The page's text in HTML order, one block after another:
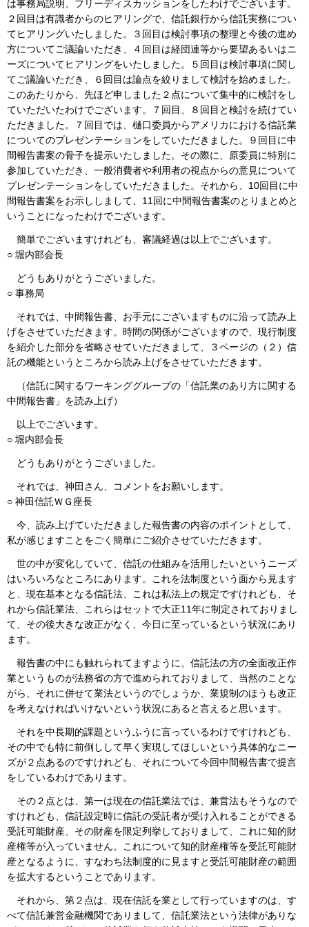
は事務局説明、フリーディスカッションをしたわけでございます。
２回目は有識者からのヒアリングで、信託銀行から信託実務につい
てヒアリングいたしました。３回目は検討事項の整理と今後の進め
方についてご議論いただき、４回目は経団連等から要望あるいはニ
ーズについてヒアリングをいたしました。５回目は検討事項に関し
てご議論いただき、６回目は論点を絞りまして検討を始めました。
このあたりから、先ほど申しました２点について集中的に検討をし
ていただいたわけでございます。７回目、８回目と検討を続けてい
ただきました。７回目では、樋口委員からアメリカにおける信託業
についてのプレゼンテーションをしていただきました。９回目に中
間報告書案の骨子を提示いたしました。その際に、原委員に特別に
参加していただき、一般消費者や利用者の視点からの意見について
プレゼンテーションをしていただきました。それから、10回目に中
間報告書案をお示ししまして、11回に中間報告書案のとりまとめと
いうことになったわけでございます。
簡単でございますけれども、審議経過は以上でございます。
○ 堀内部会長
どうもありがとうございました。
○ 事務局
それでは、中間報告書、お手元にございますものに沿って読み上
げをさせていただきます。時間の関係がございますので、現行制度
を紹介した部分を省略させていただきまして、３ページの（２）信
託の機能というところから読み上げをさせていただきます。
（信託に関するワーキンググループの「信託業のあり方に関する
中間報告書」を読み上げ）
以上でございます。
○ 堀内部会長
どうもありがとうございました。
それでは、神田さん、コメントをお願いします。
○ 神田信託ＷＧ座長
今、読み上げていただきました報告書の内容のポイントとして、
私が感じますことをごく簡単にご紹介させていただきます。
世の中が変化していて、信託の仕組みを活用したいというニーズ
はいろいろなところにあります。これを法制度という面から見ます
と、現在基本となる信託法、これは私法上の規定ですけれども、そ
れから信託業法、これらはセットで大正11年に制定されておりまし
て、その後大きな改正がなく、今日に至っているという状況にあり
ます。
報告書の中にも触れられてますように、信託法の方の全面改正作
業というものが法務省の方で進められておりまして、当然のことな
がら、それに併せて業法というのでしょうか、業規制のほうも改正
を考えなければいけないという状況にあると言えると思います。
それを中長期的課題というふうに言っているわけですけれども、
その中でも特に前倒しして早く実現してほしいという具体的なニー
ズが２点あるのですけれども、それについて今回中間報告書で提言
をしているわけであります。
その２点とは、第一は現在の信託業法では、兼営法もそうなので
すけれども、信託設定時に信託の受託者が受け入れることができる
受託可能財産、その財産を限定列挙しておりまして、これに知的財
産権等が入っていません。これについて知的財産権等を受託可能財
産となるように、すなわち法制度的に見ますと受託可能財産の範囲
を拡大するということであります。
それから、第２点は、現在信託を業として行っていますのは、す
べて信託兼営金融機関でありまして、信託業法という法律がありな